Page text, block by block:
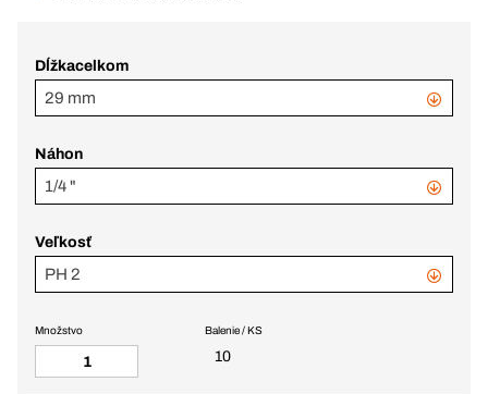
Dĺžkacelkom
29 mm
Náhon
1/4 "
Veľkosť
PH 2
Balenie / KS
10
Množstvo